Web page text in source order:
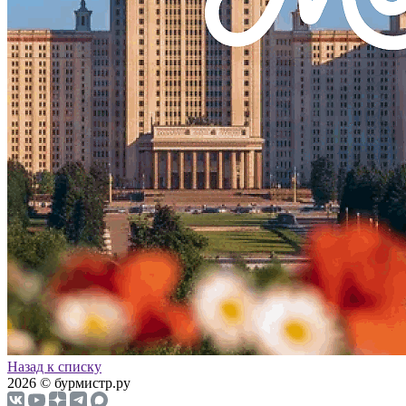
Назад к списку
2026 © бурмистр.ру